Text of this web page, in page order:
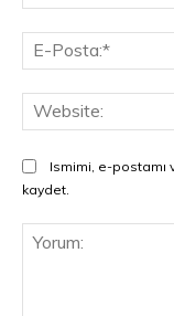
Ismimi, e-postamı
kaydet.